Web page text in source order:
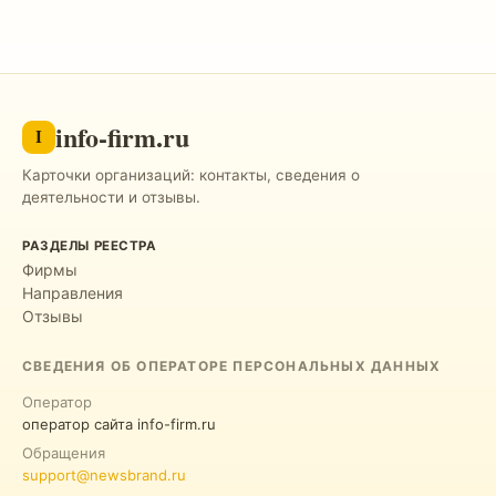
I info-firm.ru
Карточки организаций: контакты, сведения о
деятельности и отзывы.
РАЗДЕЛЫ РЕЕСТРА
Фирмы
Направления
Отзывы
СВЕДЕНИЯ ОБ ОПЕРАТОРЕ ПЕРСОНАЛЬНЫХ ДАННЫХ
Оператор
оператор сайта info-firm.ru
Обращения
support@newsbrand.ru